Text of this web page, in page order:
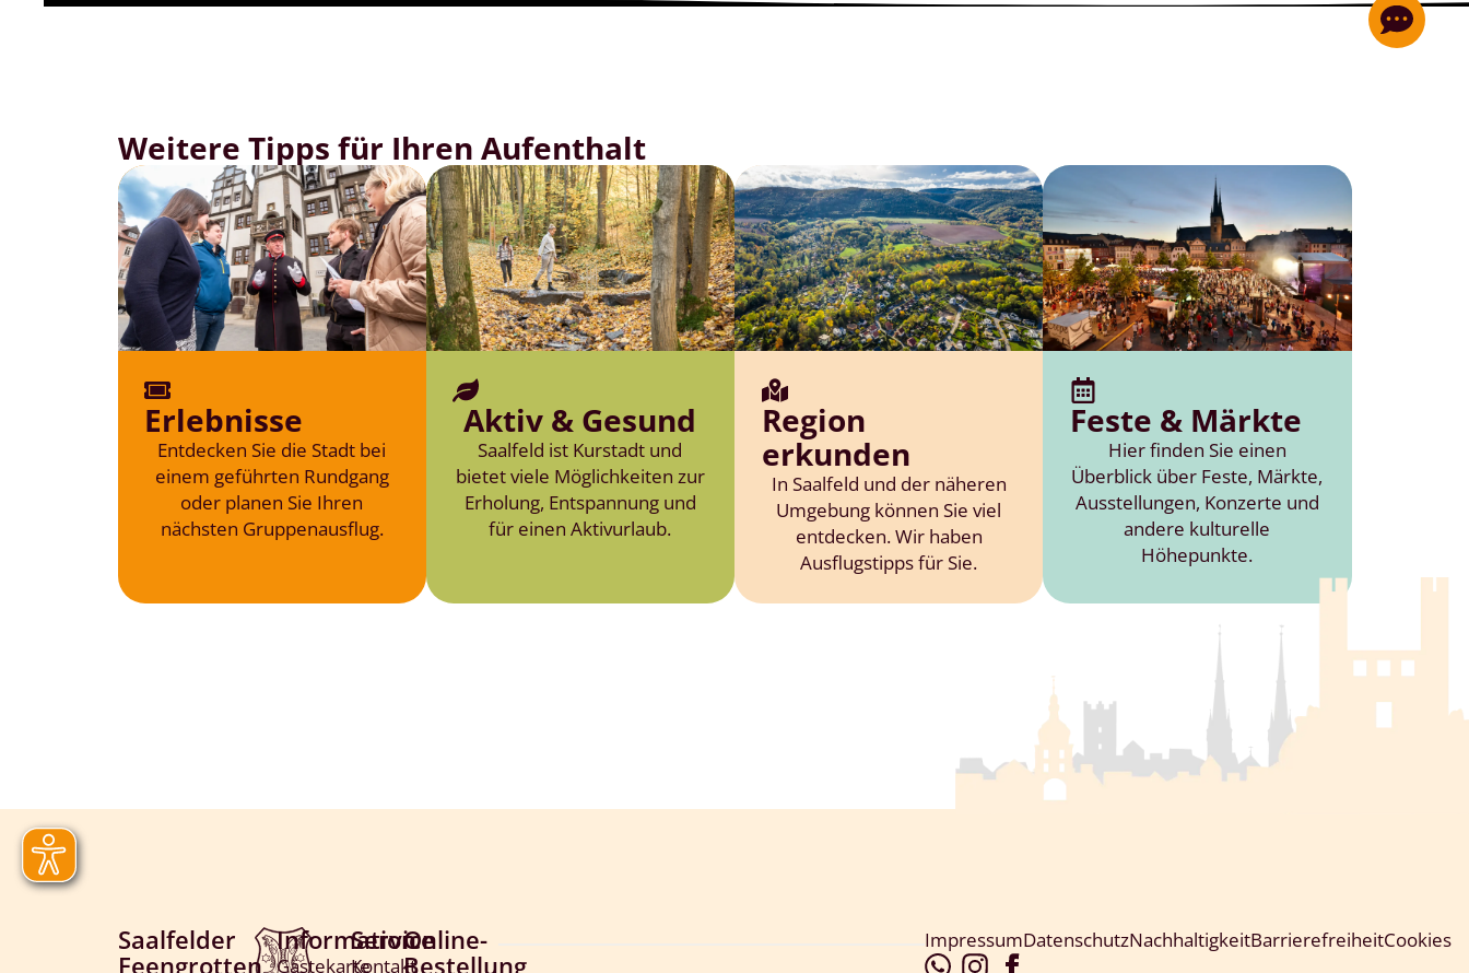
Weitere Tipps für Ihren Aufenthalt
Erlebnisse
Entdecken Sie die Stadt bei
einem geführten Rundgang
oder planen Sie Ihren
nächsten Gruppenausflug.
Aktiv & Gesund
Saalfeld ist Kurstadt und
bietet viele Möglichkeiten zur
Erholung, Entspannung und
für einen Aktivurlaub.
Region
erkunden
In Saalfeld und der näheren
Umgebung können Sie viel
entdecken. Wir haben
Ausflugstipps für Sie.
Feste & Märkte
Hier finden Sie einen
Überblick über Feste, Märkte,
Ausstellungen, Konzerte und
andere kulturelle
Höhepunkte.
Saalfelder
Feengrotten
Information
Gästekarte
Service
Kontakt
Online-
Bestellung
ImpressumDatenschutzNachhaltigkeitBarrierefreiheitCookies